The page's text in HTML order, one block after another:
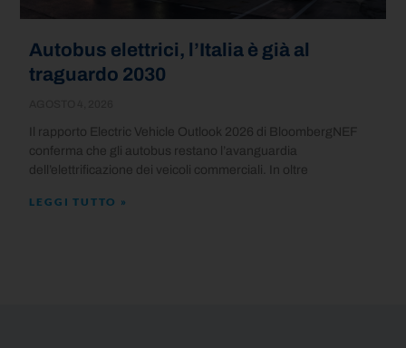
Autobus elettrici, l’Italia è già al
traguardo 2030
Il rapporto Electric Vehicle Outlook 2026 di BloombergNEF
conferma che gli autobus restano l’avanguardia
dell’elettrificazione dei veicoli commerciali. In oltre
LEGGI TUTTO »